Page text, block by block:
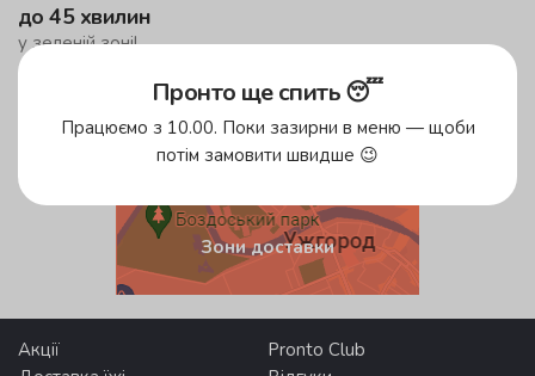
до 45 хвилин
у зеленій зоні!
безкоштовна доставка
Зони доставки
Акції
Pronto Club
Пронто ще спить 😴
Працюємо з 10.00. Поки зазирни в меню — щоби
потім замовити швидше 😉